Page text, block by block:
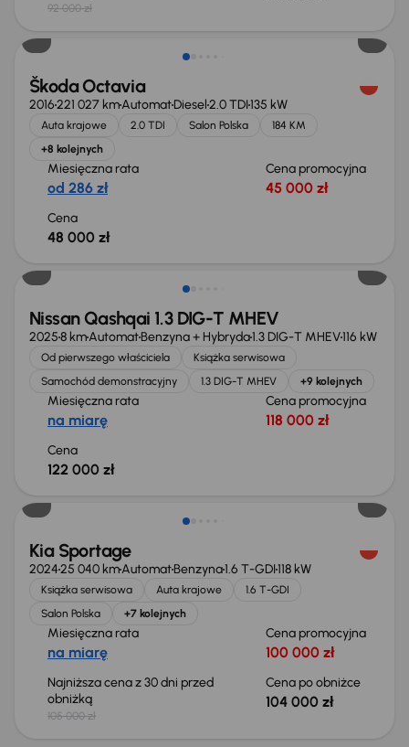
92 000 zł
Škoda Octavia
2016221 027 kmAutomatDiesel2.0 TDI135 kW
Auta krajowe 2.0 TDI Salon Polska
184 KM
+8 kolejnych
Miesięczna rata
od 286 zł
Cena promocyjna
45 000 zł
Cena
48 000 zł
Od nowego taniej o 36 775 zł
Nissan Qashqai 1.3 DIG-T MHEV
20258 kmAutomatBenzyna + Hybryda1.3 DIG-T MHEV116 kW
Od pierwszego właściciela
Książka serwisowa
Samochód demonstracyjny
1.3 DIG-T MHEV +9 kolejnych
Miesięczna rata
na miarę
Cena promocyjna
118 000 zł
Cena
122 000 zł
Kia Sportage
202425 040 kmAutomatBenzyna1.6 T-GDI118 kW
Książka serwisowa Auta krajowe
1.6 T-GDI
Salon Polska
+7 kolejnych
Miesięczna rata
na miarę
Cena promocyjna
100 000 zł
Najniższa cena z 30 dni przed
obniżką
105 000 zł
Cena po obniżce
104 000 zł